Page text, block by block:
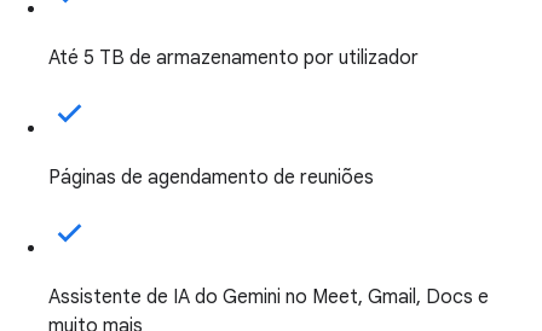
Até 5 TB de armazenamento por utilizador
Páginas de agendamento de reuniões
Assistente de IA do Gemini no Meet, Gmail, Docs e
muito mais